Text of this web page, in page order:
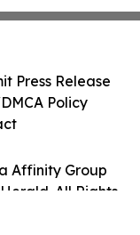
Affinity Group
All Rights
Press Release
Policy